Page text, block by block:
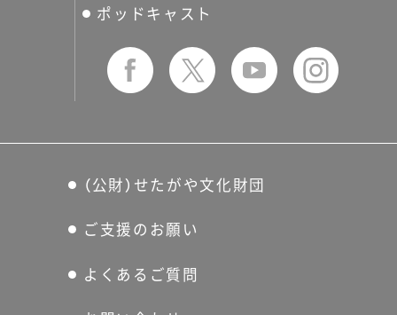
ポッドキャスト
（公財）せたがや文化財団
ご支援のお願い
よくあるご質問